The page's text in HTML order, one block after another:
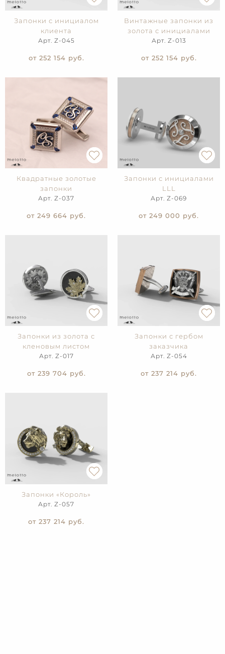
Запонки с инициалом
клиента
Арт. Z-045
от 252 154 руб.
Винтажные запонки из
золота с инициалами
Арт. Z-013
от 252 154 руб.
Квадратные золотые
запонки
Арт. Z-037
от 249 664 руб.
Запонки с инициалами
LLL
Арт. Z-069
от 249 000 руб.
Запонки из золота с
кленовым листом
Арт. Z-017
от 239 704 руб.
Запонки с гербом
заказчика
Арт. Z-054
от 237 214 руб.
Запонки «Король»
Арт. Z-057
от 237 214 руб.